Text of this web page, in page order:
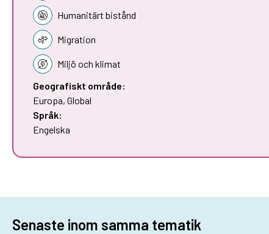
Humanitärt bistånd
Migration
Miljö och klimat
Geografiskt område:
Europa, Global
Språk:
Engelska
Senaste inom samma tematik